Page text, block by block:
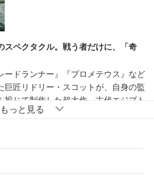
スペクタクル。戦う者だけに、「奇
ードランナー』『プロメテウス』など
巨匠リドリー・スコットが、自身の監
じて制作した超大作。古代エジプト
ト軍との熾烈な戦い、エジプト全土で
る！